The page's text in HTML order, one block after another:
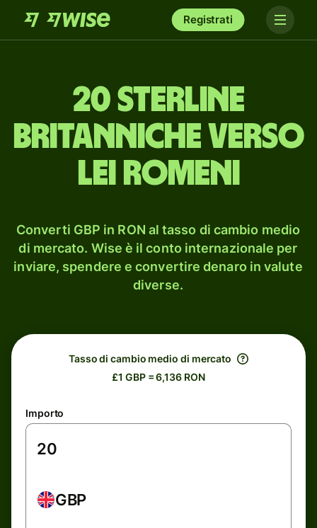
Registrati
20 sterline
britanniche verso
lei romeni
Converti GBP in RON al tasso di cambio medio
di mercato. Wise è il conto internazionale per
inviare, spendere e convertire denaro in valute
diverse.
Tasso di cambio medio di mercato
£1 GBP = 6,136 RON
Importo
GBP